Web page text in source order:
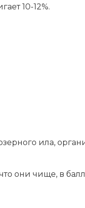
10-12%.
ила,
они чище, в